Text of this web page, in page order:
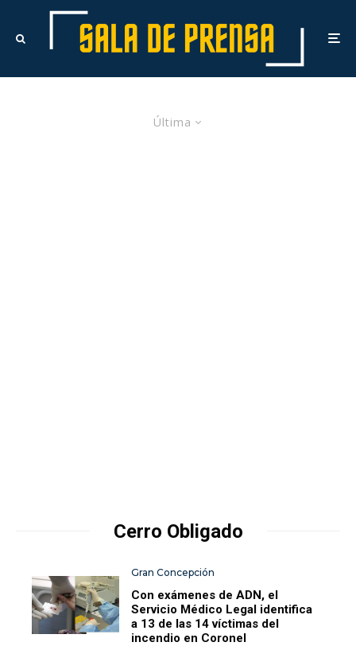
Última
Cerro Obligado
Gran Concepción
Con exámenes de ADN, el
Servicio Médico Legal identifica
a 13 de las 14 víctimas del
incendio en Coronel